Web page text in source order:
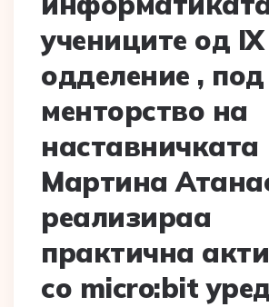
учениците од IX
одделение , под
менторство на
наставничката
Мартина
реализираа
практична
со micro:bit